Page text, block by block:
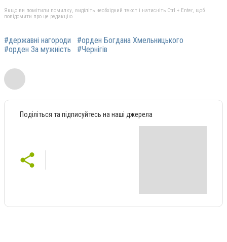
Якщо ви помітили помилку, виділіть необхідний текст і натисніть Ctrl + Enter, щоб
повідомити про це редакцію
#державні нагороди
#орден Богдана Хмельницького
#орден За мужність
#Чернігів
Поділіться та підписуйтесь на наші джерела